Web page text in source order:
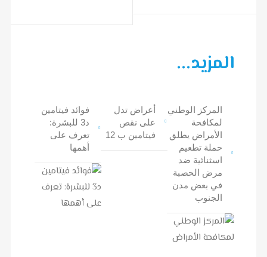
المزيد...
المركز الوطني
لمكافحة
الأمراض يطلق
حملة تطعيم
اسثنائية ضد
مرض الحصبة
في بعض مدن
الجنوب
أعراض تدل
على نقص
فيتامين ب 12
فوائد فيتامين
د3 للبشرة:
تعرف على
أهمها